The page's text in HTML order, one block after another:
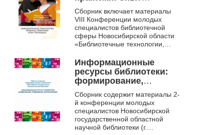
молодых. Сборник
материалов VIII
Конференции молодых
специалистов
библиотечной сферы
области, 28 ноября
2024 г., г. Новосибирск
Сборник включает материалы
VIII Конференции молодых
специалистов библиотечной
сферы Новосибирской области
«Библиотечные технологии,
молодых» (28 ноября 2024 г.,
Новосибирск...
Информационные
ресурсы библиотеки:
формирование,
продвижение,
использование
Сборник содержит материалы 2-
й конференции молодых
специалистов Новосибирской
государственной областной
научной библиотеки (г.